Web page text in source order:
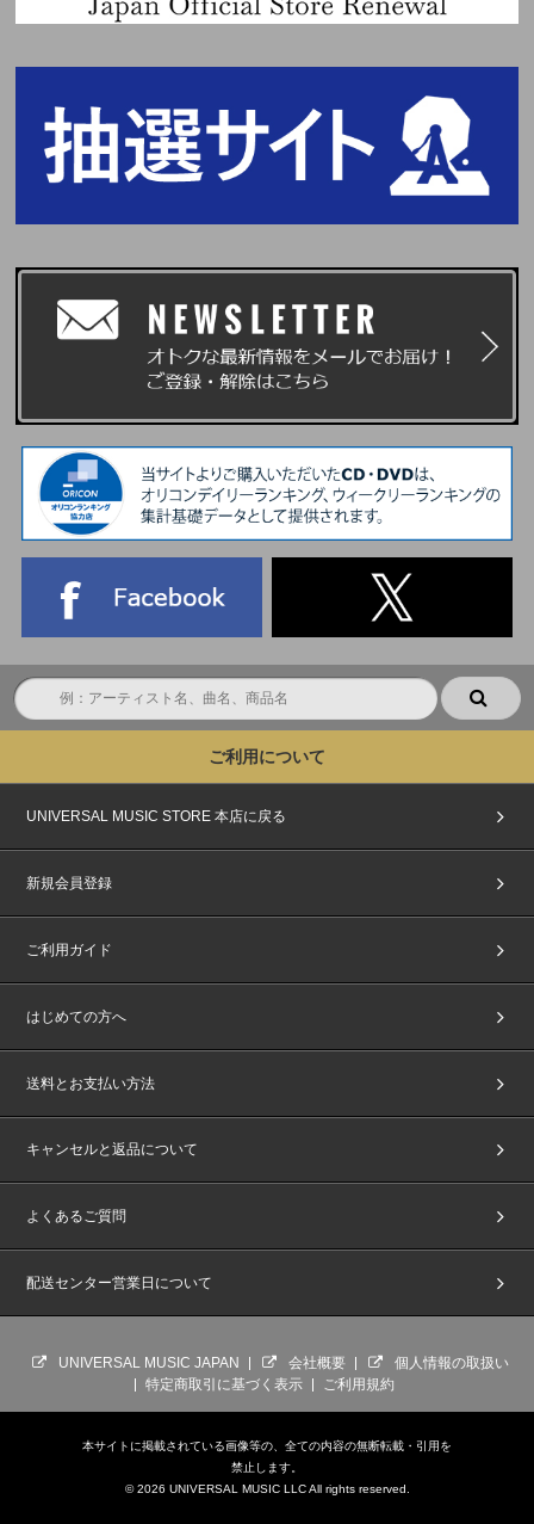
ご利用について
UNIVERSAL MUSIC STORE 本店に戻る
新規会員登録
ご利用ガイド
はじめての方へ
送料とお支払い方法
キャンセルと返品について
よくあるご質問
配送センター営業日について
UNIVERSAL MUSIC JAPAN 会社概要
個人情報の取扱い
特定商取引に基づく表示
ご利用規約
本サイトに掲載されている画像等の、全ての内容の無断転載・引用を
禁止します。
© 2026 UNIVERSAL MUSIC LLC All rights reserved.